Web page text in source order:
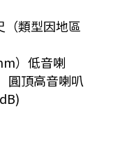
（類型因地區
）低音喇
圓頂高音喇叭